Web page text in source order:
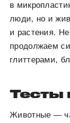
в
люди, но и
и растения.
продолжаем
глиттерами,
Тесты
Животные —